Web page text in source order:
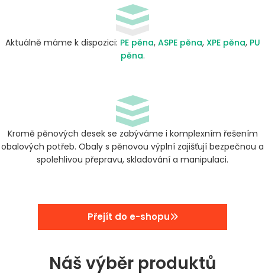
Aktuálně máme k dispozici: PE pěna, ASPE pěna, XPE pěna, PU
pěna.
Kromě pěnových desek se zabýváme i komplexním řešením
obalových potřeb. Obaly s pěnovou výplní zajišťují bezpečnou a
spolehlivou přepravu, skladování a manipulaci.
Přejít do e-shopu
Náš výběr produktů